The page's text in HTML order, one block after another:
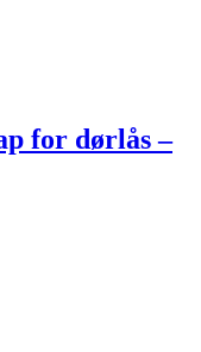
for dørlås –